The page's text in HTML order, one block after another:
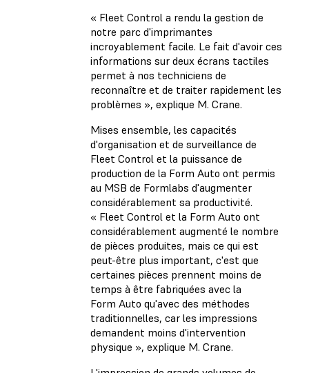
« Fleet Control a rendu la gestion de
notre parc d'imprimantes
incroyablement facile. Le fait d'avoir ces
informations sur deux écrans tactiles
permet à nos techniciens de
reconnaître et de traiter rapidement les
problèmes », explique M. Crane.
Mises ensemble, les capacités
d'organisation et de surveillance de
Fleet Control et la puissance de
production de la Form Auto ont permis
au MSB de Formlabs d'augmenter
considérablement sa productivité.
« Fleet Control et la Form Auto ont
considérablement augmenté le nombre
de pièces produites, mais ce qui est
peut-être plus important, c'est que
certaines pièces prennent moins de
temps à être fabriquées avec la
Form Auto qu'avec des méthodes
traditionnelles, car les impressions
demandent moins d'intervention
physique », explique M. Crane.